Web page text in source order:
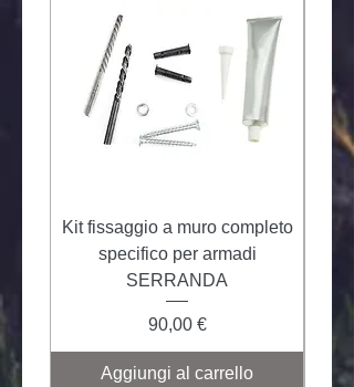
Kit fissaggio a muro completo
specifico per armadi
SERRANDA
Prezzo
90,00 €
Aggiungi al carrello